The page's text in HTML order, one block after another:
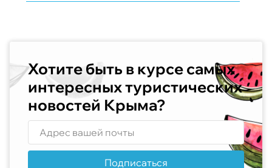
Хотите быть в курсе самых
интересных туристических
новостей Крыма?
Подписаться